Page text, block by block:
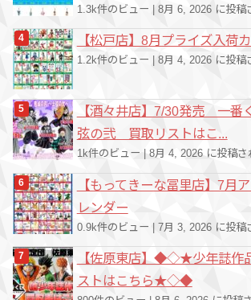
1.3k件のビュー 8月 6, 2026 に投稿
【松戸店】8月プライズ入荷
1.2k件のビュー 8月 4, 2026 に投稿
【酒々井店】7/30発売 一番
弦の弐 買取リストはこ...
1k件のビュー 8月 4, 2026 に投稿さ
【もってきーな冨里店】7月
レンダー
0.9k件のビュー 7月 3, 2026 に投稿
【佐原東店】◆◇★少年誌作
ストはこちら★◇◆